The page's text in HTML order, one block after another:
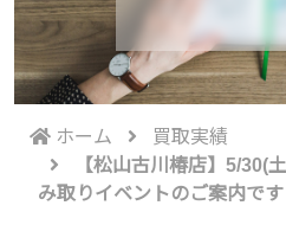
ホーム
買取実績
【松山古川椿店】5/30(
み取りイベントのご案内です